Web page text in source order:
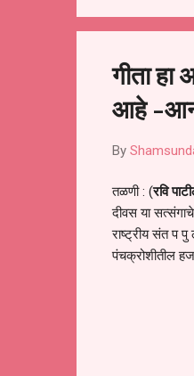
गीता हा
आहे -
By
तळणी : (रवि
दीवस या
राष्ट्रीय संत प पु
पंचक्रोशीतील